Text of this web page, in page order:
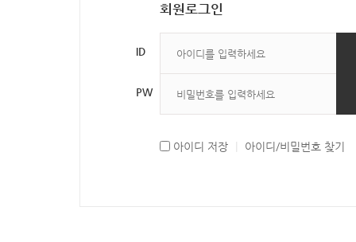
회원로그인
ID
PW
아이디 저장 아이디/비밀번호 찾기